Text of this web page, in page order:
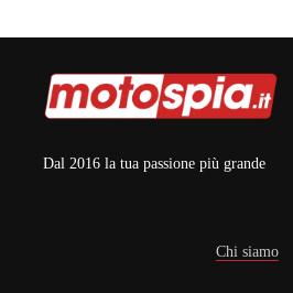
Dal 2016 la tua passione più grande
Chi siamo